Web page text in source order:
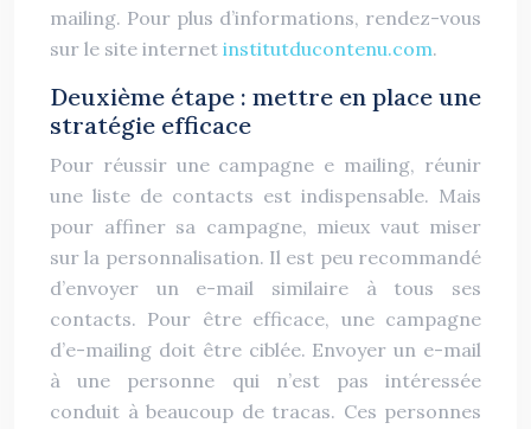
mailing. Pour plus d’informations, rendez-vous
sur le site internet institutducontenu.com.
Deuxième étape : mettre en place une
stratégie efficace
Pour réussir une campagne e mailing, réunir
une liste de contacts est indispensable. Mais
pour affiner sa campagne, mieux vaut miser
sur la personnalisation. Il est peu recommandé
d’envoyer un e-mail similaire à tous ses
contacts. Pour être efficace, une campagne
d’e-mailing doit être ciblée. Envoyer un e-mail
à une personne qui n’est pas intéressée
conduit à beaucoup de tracas. Ces personnes